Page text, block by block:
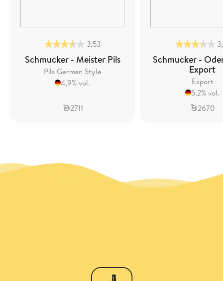
3,53
Schmucker - Meister Pils
Pils German Style
4,9% vol.
2711
Schmucker -
Export
Export
5,2% vol.
2670